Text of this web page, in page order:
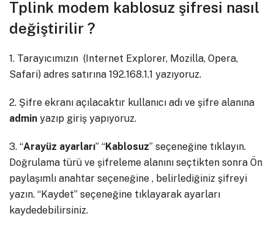
Tplink modem kablosuz şifresi nasıl
değiştirilir ?
1. Tarayıcımızın (Internet Explorer, Mozilla, Opera,
Safari) adres satırına 192.168.1.1 yazıyoruz.
2. Şifre ekranı açılacaktır kullanıcı adı ve şifre alanına
admin yazıp giriş yapıyoruz.
3. “Arayüz ayarları” “Kablosuz” seçeneğine tıklayın.
Doğrulama türü ve şifreleme alanını seçtikten sonra Ön
paylaşımlı anahtar seçeneğine , belirlediğiniz şifreyi
yazın. “Kaydet” seçeneğine tıklayarak ayarları
kaydedebilirsiniz.